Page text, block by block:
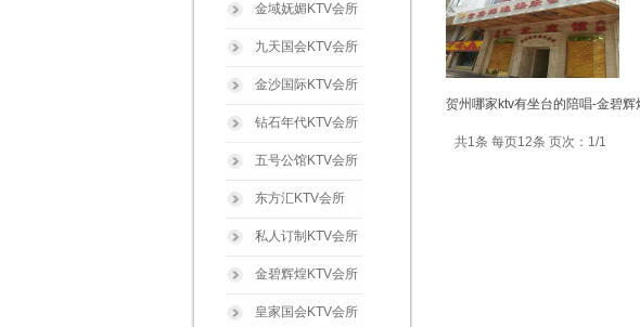
金域妩媚KTV会所
九天国会KTV会所
金沙国际KTV会所
钻石年代KTV会所
五号公馆KTV会所
东方汇KTV会所
私人订制KTV会所
金碧辉煌KTV会所
皇家国会KTV会所
贺州哪家ktv有坐台的陪唱-金碧
共1条 每页12条 页次：1/1